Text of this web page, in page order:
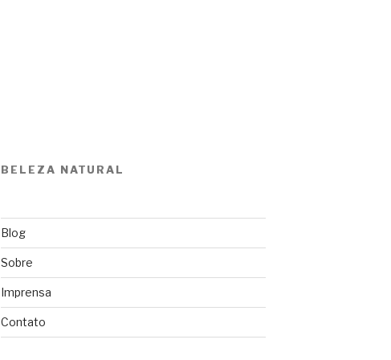
BELEZA NATURAL
Blog
Sobre
Imprensa
Contato